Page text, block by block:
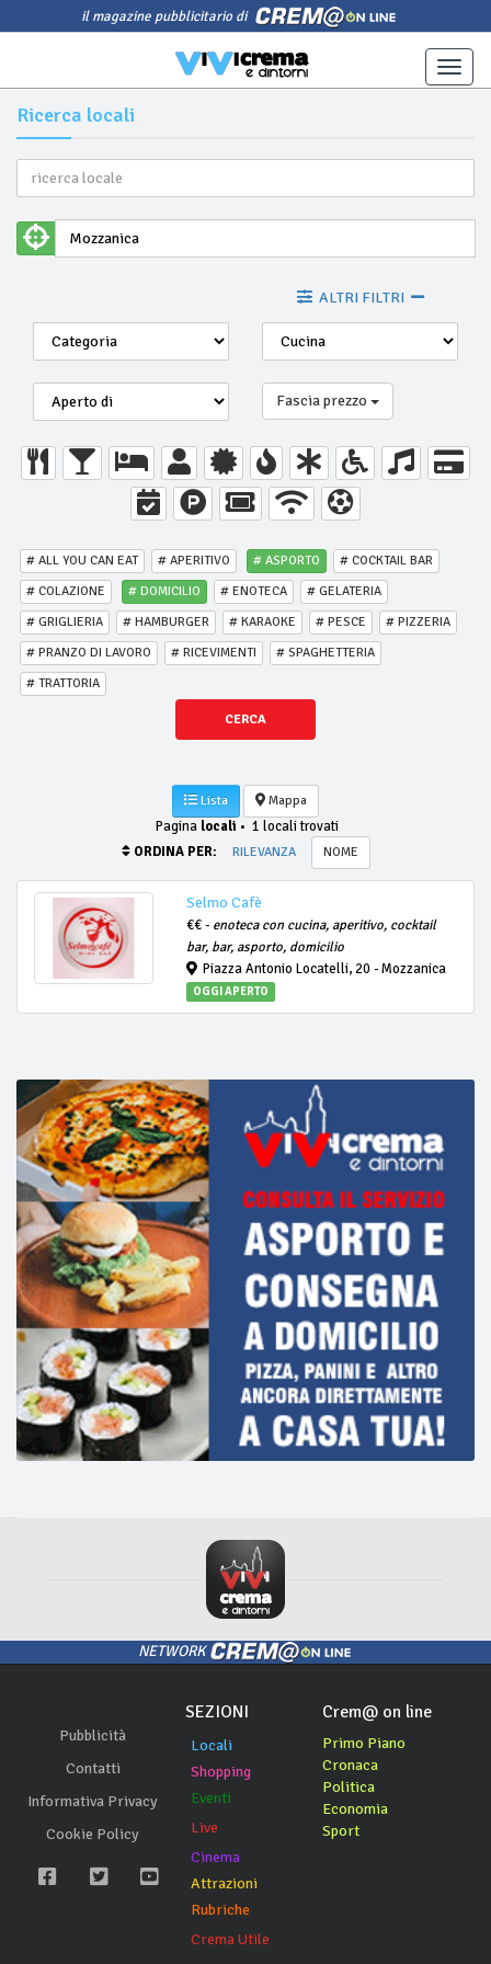
il magazine pubblicitario di
Toggle
Ricerca locali
ALTRI FILTRI
Fascia prezzo
# ALL YOU CAN EAT # APERITIVO # ASPORTO
# COCKTAIL BAR
# COLAZIONE
# DOMICILIO # ENOTECA
# GELATERIA
# GRIGLIERIA
# HAMBURGER # KARAOKE # PESCE
# PIZZERIA
# PRANZO DI LAVORO
# RICEVIMENTI
# SPAGHETTERIA
# TRATTORIA
CERCA
Lista Mappa
Pagina locali • 1 locali trovati
ORDINA PER:
RILEVANZA NOME
Selmo Cafè
€€ - enoteca con cucina, aperitivo, cocktail
bar, bar, asporto, domicilio
Piazza Antonio Locatelli, 20 - Mozzanica
OGGI APERTO
NETWORK
Pubblicità
Contatti
Informativa Privacy
Cookie Policy
SEZIONI
Locali
Shopping
Eventi
Live
Cinema
Attrazioni
Rubriche
Crema Utile
Crem@ on line
Primo Piano
Cronaca
Politica
Economia
Sport